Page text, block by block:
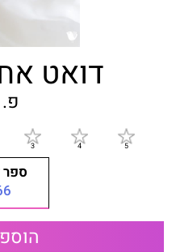
דואט
פ.
ספר
₪